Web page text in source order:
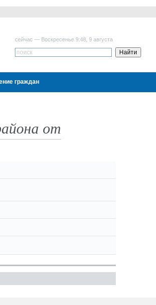
сейчас — Воскресенье 9:48, 9 августа
граждан
от